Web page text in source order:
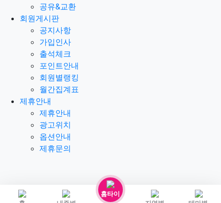
홈타이
공유&교환
회원게시판
공지사항
가입인사
출석체크
포인트안내
회원별랭킹
월간집계표
제휴안내
제휴안내
광고위치
옵션안내
제휴문의